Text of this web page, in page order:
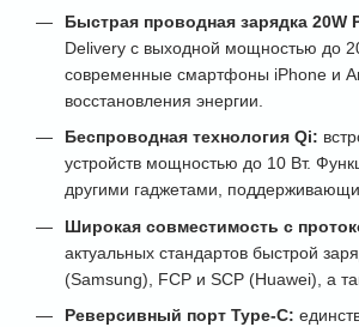
Быстрая проводная зарядка 20W
Delivery с выходной мощностью до
современные смартфоны iPhone и
восстановления энергии.
Беспроводная технология Qi:
устройств мощностью до 10 Вт.
другими гаджетами,
Широкая совместимость с
актуальных стандартов быстрой
(Samsung), FCP и SCP (Huawei), а
Реверсивный порт Type-C: